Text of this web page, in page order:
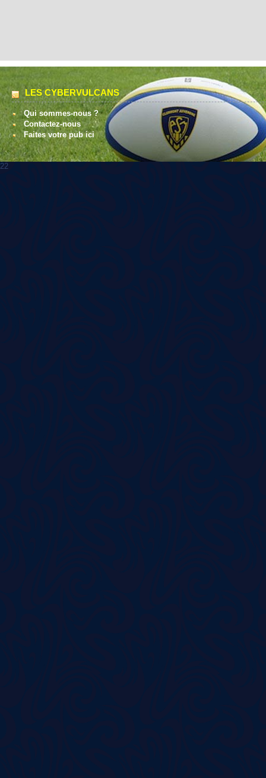
LES CYBERVULCANS
Qui sommes-nous ?
Contactez-nous
Faites votre pub ici
22